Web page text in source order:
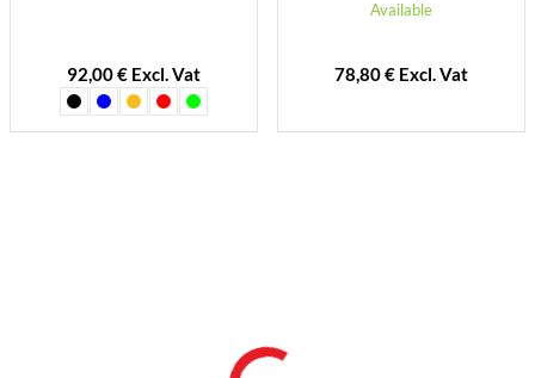
92,00 € Excl. Vat
Available
78,80 € Excl. Vat